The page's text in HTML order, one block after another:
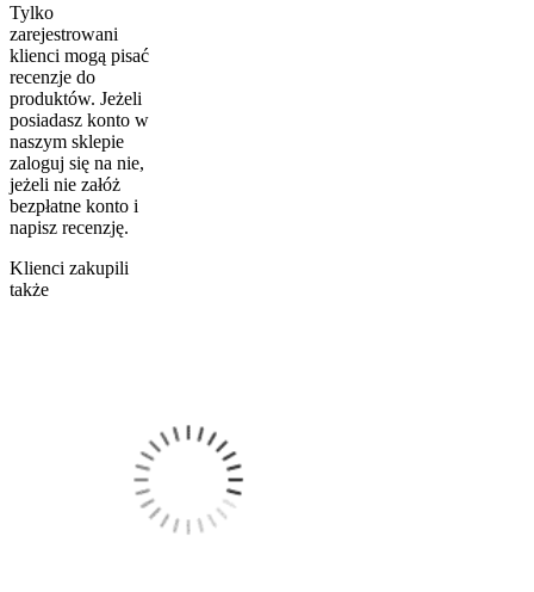
Tylko
zarejestrowani
klienci mogą pisać
recenzje do
produktów. Jeżeli
posiadasz konto w
naszym sklepie
zaloguj się na nie,
jeżeli nie załóż
bezpłatne konto i
napisz recenzję.
Klienci zakupili
także